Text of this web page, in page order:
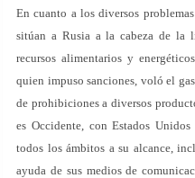
En cuanto a los diversos
sitúan a Rusia a la cabeza de la
recursos alimentarios y
quien impuso sanciones, voló el
de prohibiciones a diversos
es Occidente, con Estados
todos los ámbitos a su alcance,
ayuda de sus medios de